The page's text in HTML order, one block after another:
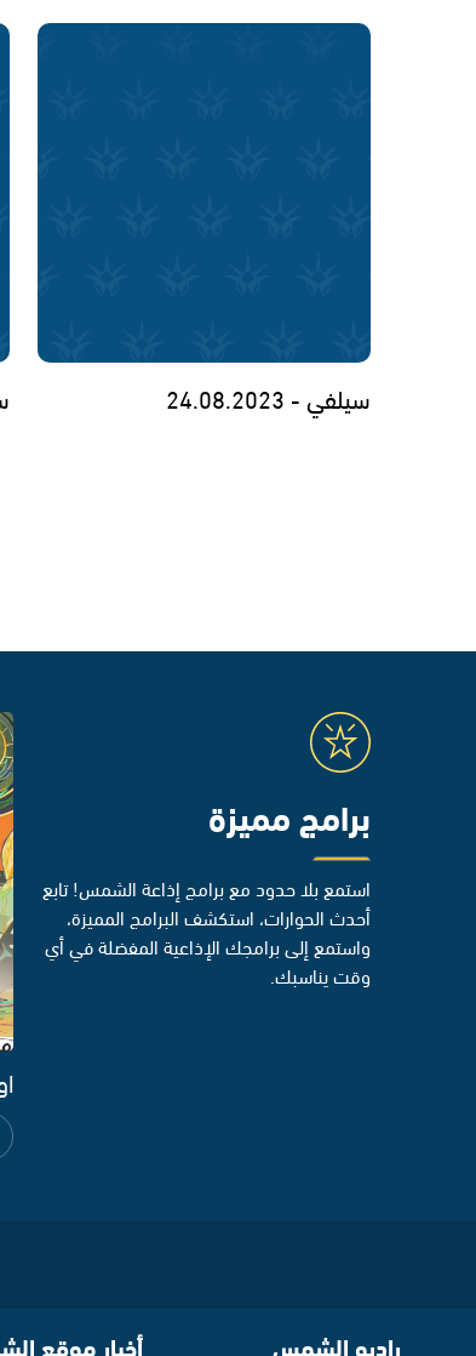
سيلفي - 24.08.2023
برامج مميزة
استمع بلا حدود مع برامج إذاعة الشمس! تابع
أحدث الحوارات، استكشف البرامج المميزة،
واستمع إلى برامجك الإذاعية المفضلة في أي
وقت يناسبك.
راديو الشمس أخبار موقع